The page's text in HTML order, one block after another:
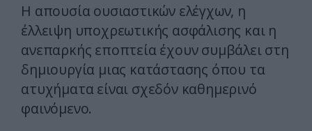
Η απουσία ουσιαστικών ελέγχων, η
έλλειψη υποχρεωτικής ασφάλισης και η
ανεπαρκής εποπτεία έχουν συμβάλει στη
δημιουργία μιας κατάστασης όπου τα
ατυχήματα είναι σχεδόν καθημερινό
φαινόμενο.